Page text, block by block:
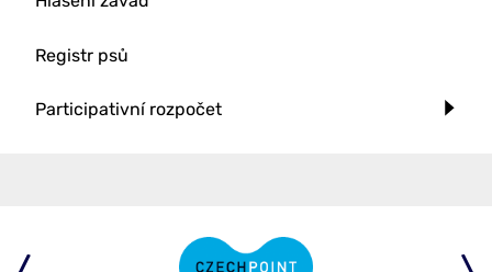
Registr psů
Participativní rozpočet